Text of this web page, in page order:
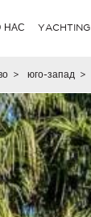
НАС YACHTING
> юго-запад >